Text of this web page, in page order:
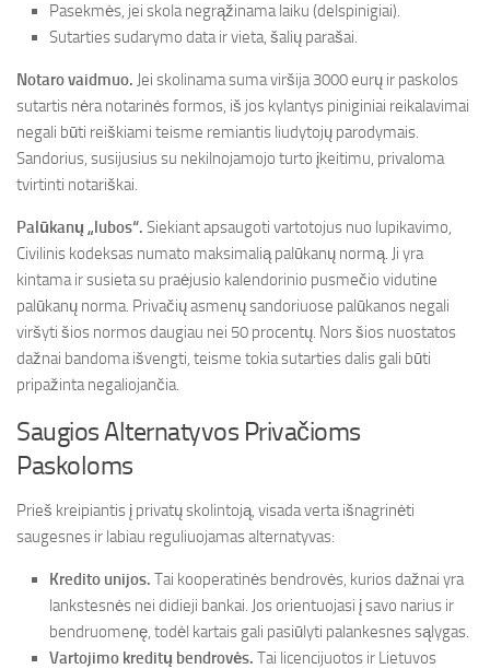
Pasekmės, jei skola negrąžinama laiku (delspinigiai).
Sutarties sudarymo data ir vieta, šalių parašai.
Notaro vaidmuo. Jei skolinama suma viršija 3000 eurų ir paskolos
sutartis nėra notarinės formos, iš jos kylantys piniginiai reikalavimai
negali būti reiškiami teisme remiantis liudytojų parodymais.
Sandorius, susijusius su nekilnojamojo turto įkeitimu, privaloma
tvirtinti notariškai.
Palūkanų „lubos“. Siekiant apsaugoti vartotojus nuo lupikavimo,
Civilinis kodeksas numato maksimalią palūkanų normą. Ji yra
kintama ir susieta su praėjusio kalendorinio pusmečio vidutine
palūkanų norma. Privačių asmenų sandoriuose palūkanos negali
viršyti šios normos daugiau nei 50 procentų. Nors šios nuostatos
dažnai bandoma išvengti, teisme tokia sutarties dalis gali būti
pripažinta negaliojančia.
Saugios Alternatyvos Privačioms
Paskoloms
Prieš kreipiantis į privatų skolintoją, visada verta išnagrinėti
saugesnes ir labiau reguliuojamas alternatyvas:
Kredito unijos. Tai kooperatinės bendrovės, kurios dažnai yra
lankstesnės nei didieji bankai. Jos orientuojasi į savo narius ir
bendruomenę, todėl kartais gali pasiūlyti palankesnes sąlygas.
Vartojimo kreditų bendrovės. Tai licencijuotos ir Lietuvos